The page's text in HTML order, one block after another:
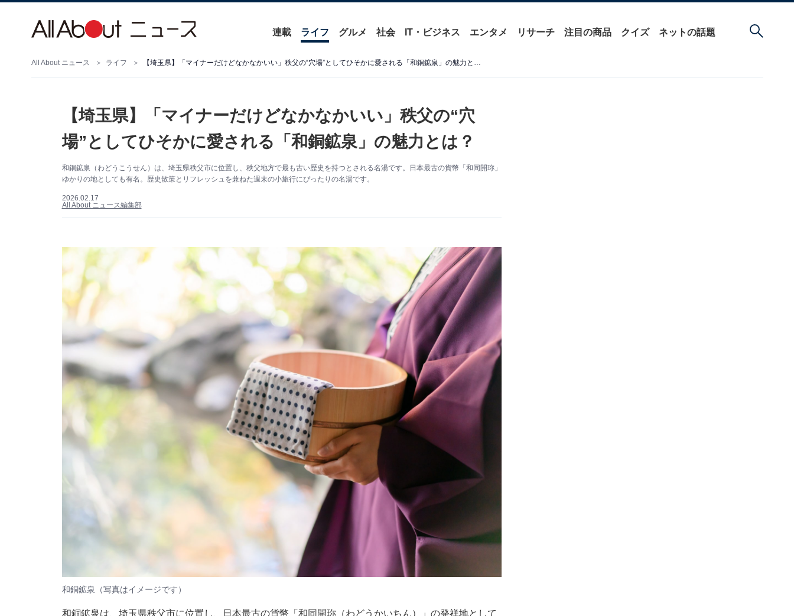
連載 ライフ グルメ 社会 IT・ビジネス エンタメ リサーチ 注目の商品 クイズ ネットの話題
All About ニュース ライフ 【埼玉県】「マイナーだけどなかなかいい」秩父の“穴場”としてひそかに愛される「和銅鉱泉」の魅力とは？
【埼玉県】「マイナーだけどなかなかいい」秩父の“穴
場”としてひそかに愛される「和銅鉱泉」の魅力とは？
和銅鉱泉（わどうこうせん）は、埼玉県秩父市に位置し、秩父地方で最も古い歴史を持つとされる名湯です。日本最古の貨幣「和同開珎」
ゆかりの地としても有名。歴史散策とリフレッシュを兼ねた週末の小旅行にぴったりの名湯です。
2026.02.17
All About ニュース編集部
和銅鉱泉（写真はイメージです）
和銅鉱泉は、埼玉県秩父市に位置し、日本最古の貨幣「和同開珎（わどうかいちん）」の発祥地として